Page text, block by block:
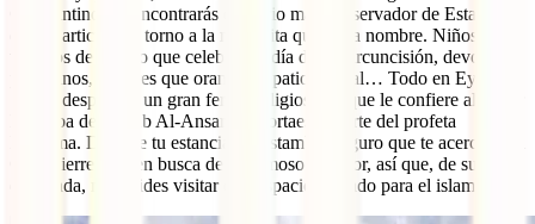
Constantinopla, encontrarás el barrio más conservador de Estambul
que se articula en torno a la mezquita que le da nombre. Niños
vestidos de blanco que celebran el día de su circuncisión, devotos
peregrinos, mujeres que oran en el patio central… Todo en Eyüp
Sultan desprende un gran fervor religioso, el que le confiere albergar
la tumba de Ayyub Al-Ansari, el portaestandarte del profeta
Mahoma. Durante tu estancia en Estambul seguro que te acercarás al
Café Pierre Loti en busca de su famoso mirador, así que, de subida o
de bajada, no olvides visitar este espacio sagrado para el islam.